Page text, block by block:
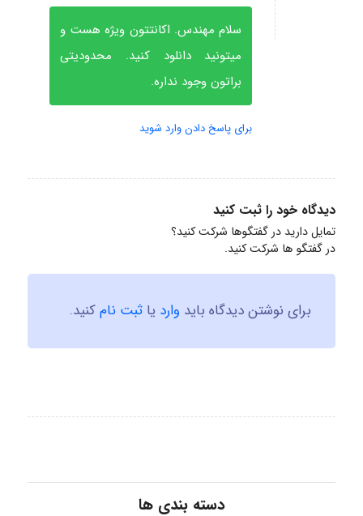
سلام مهندس. اکانتتون ویژه هست و
میتونید دانلود کنید. محدودیتی
براتون وجود نداره.
برای پاسخ دادن وارد شوید
دیدگاه خود را ثبت کنید
تمایل دارید در گفتگوها شرکت کنید؟
در گفتگو ها شرکت کنید.
برای نوشتن دیدگاه باید وارد یا ثبت نامکنید.
دسته بندی ها